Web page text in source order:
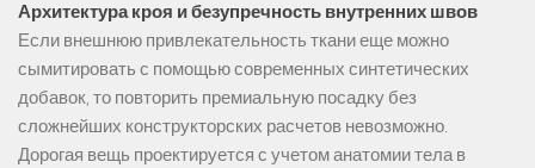
Архитектура кроя и безупречность внутренних швов
Если внешнюю привлекательность ткани еще можно
сымитировать с помощью современных синтетических
добавок, то повторить премиальную посадку без
сложнейших конструкторских расчетов невозможно.
Дорогая вещь проектируется с учетом анатомии тела в